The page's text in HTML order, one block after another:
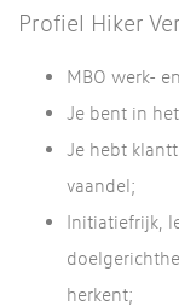
Profiel Hiker
MBO werk-
Je bent in
Je hebt
vaandel;
Initiatiefrijk,
herkent;